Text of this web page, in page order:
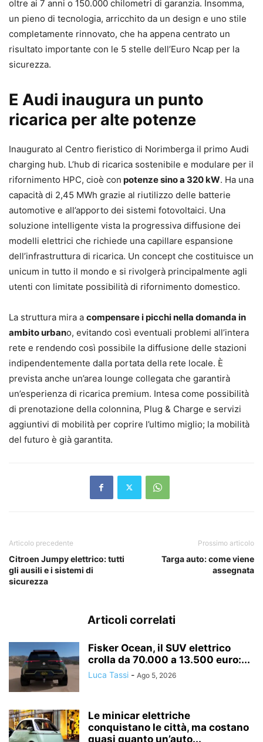
oltre ai 7 anni o 150.000 chilometri di garanzia. Insomma,
un pieno di tecnologia, arricchito da un design e uno stile
completamente rinnovato, che ha appena centrato un
risultato importante con le 5 stelle dell’Euro Ncap per la
sicurezza.
E Audi inaugura un punto
ricarica per alte potenze
Inaugurato al Centro fieristico di Norimberga il primo Audi
charging hub. L’hub di ricarica sostenibile e modulare per il
rifornimento HPC, cioè con potenze sino a 320 kW. Ha una
capacità di 2,45 MWh grazie al riutilizzo delle batterie
automotive e all’apporto dei sistemi fotovoltaici. Una
soluzione intelligente vista la progressiva diffusione dei
modelli elettrici che richiede una capillare espansione
dell’infrastruttura di ricarica. Un concept che costituisce un
unicum in tutto il mondo e si rivolgerà principalmente agli
utenti con limitate possibilità di rifornimento domestico.
La struttura mira a compensare i picchi nella domanda in
ambito urbano, evitando così eventuali problemi all’intera
rete e rendendo così possibile la diffusione delle stazioni
indipendentemente dalla portata della rete locale. È
prevista anche un’area lounge collegata che garantirà
un’esperienza di ricarica premium. Intesa come possibilità
di prenotazione della colonnina, Plug & Charge e servizi
aggiuntivi di mobilità per coprire l’ultimo miglio; la mobilità
del futuro è già garantita.
Articolo precedente
Citroen Jumpy elettrico: tutti
gli ausili e i sistemi di
sicurezza
Prossimo articolo
Targa auto: come viene
assegnata
Articoli correlati
Fisker Ocean, il SUV elettrico
crolla da 70.000 a 13.500 euro:...
Luca Tassi - Ago 5, 2026
Le minicar elettriche
conquistano le città, ma costano
quasi quanto un’auto...